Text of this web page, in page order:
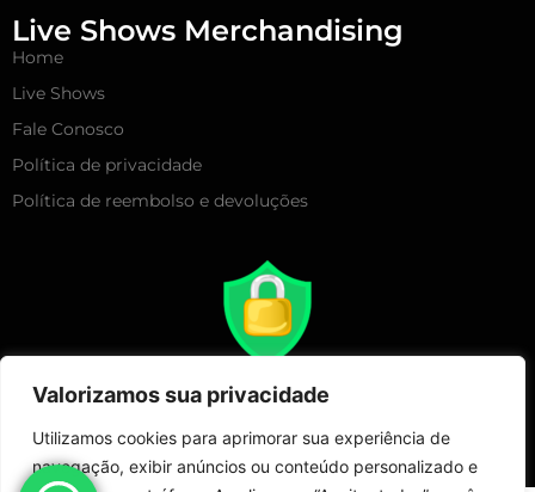
Valorizamos sua privacidade
Utilizamos cookies para aprimorar sua experiência de
navegação, exibir anúncios ou conteúdo personalizado e
Live Shows Merchandising
Home
Live Shows
Fale Conosco
Política de privacidade
Política de reembolso e devoluções